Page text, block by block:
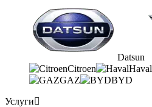
Datsun
Citroen
Haval
GAZ
BYD
Услуги